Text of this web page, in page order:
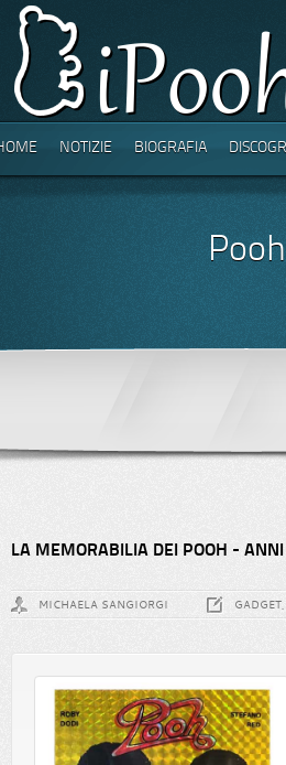
NOTIZIE BIOGRAFIA
LA MEMORABILIA DEI POOH - ANNI
MICHAELA SANGIORGI